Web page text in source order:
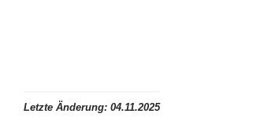
Letzte Änderung: 04.11.2025